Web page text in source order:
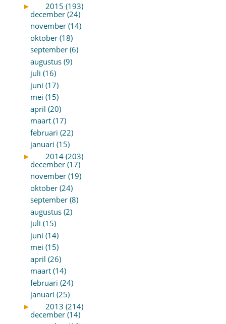
►
2015 (193)
december (24)
november (14)
oktober (18)
september (6)
augustus (9)
juli (16)
juni (17)
mei (15)
april (20)
maart (17)
februari (22)
januari (15)
►
2014 (203)
december (17)
november (19)
oktober (24)
september (8)
augustus (2)
juli (15)
juni (14)
mei (15)
april (26)
maart (14)
februari (24)
januari (25)
►
2013 (214)
december (14)